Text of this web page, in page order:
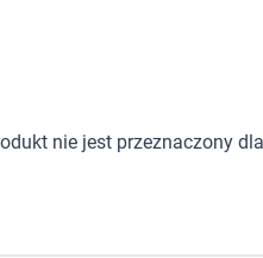
nie jest przeznaczony